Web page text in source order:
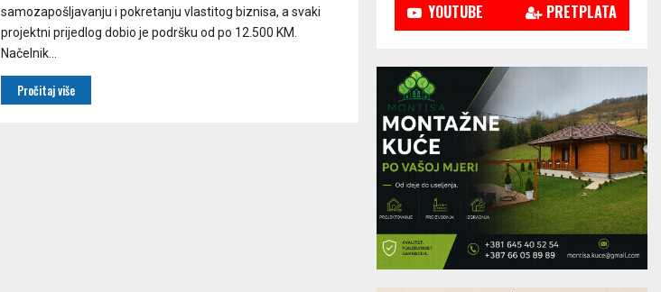
samozapošljavanju i pokretanju vlastitog biznisa, a svaki
projektni prijedlog dobio je podršku od po 12.500 KM.
Načelnik...
Pročitaj više
YOUTUBE PRETPLATA